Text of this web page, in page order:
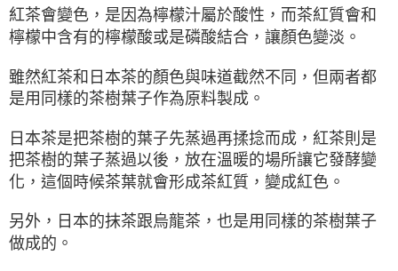
紅茶會變色，是因為檸檬汁屬於酸性，而茶紅質會和
檸檬中含有的檸檬酸或是磷酸結合，讓顏色變淡。
雖然紅茶和日本茶的顏色與味道截然不同，但兩者都
是用同樣的茶樹葉子作為原料製成。
日本茶是把茶樹的葉子先蒸過再揉捻而成，紅茶則是
把茶樹的葉子蒸過以後，放在溫暖的場所讓它發酵變
化，這個時候茶葉就會形成茶紅質，變成紅色。
另外，日本的抹茶跟烏龍茶，也是用同樣的茶樹葉子
做成的。